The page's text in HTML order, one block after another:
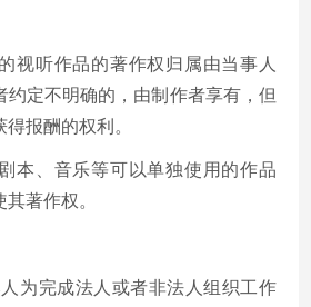
视听作品的著作权归属由当事人
约定不明确的，由制作者享有，但
报酬的权利。
本、音乐等可以单独使用的作品
著作权。
为完成法人或者非法人组织工作